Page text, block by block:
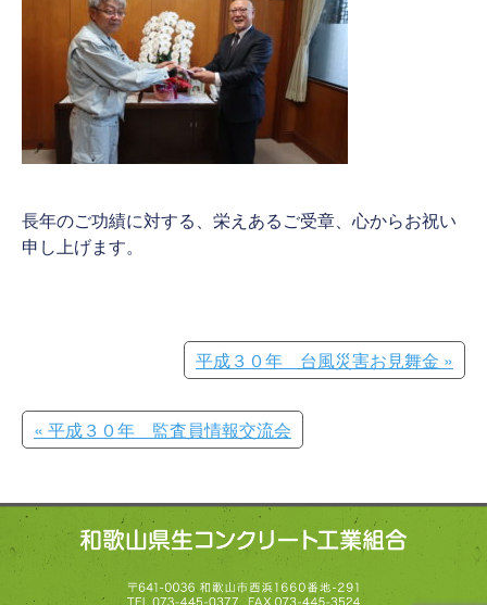
長年のご功績に対する、栄えあるご受章、心からお祝い
申し上げます。
平成３０年 台風災害お見舞金 »
« 平成３０年 監査員情報交流会